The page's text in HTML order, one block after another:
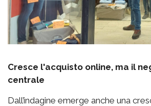
Cresce l'acquisto online, ma il
centrale
Dall’indagine emerge anche una